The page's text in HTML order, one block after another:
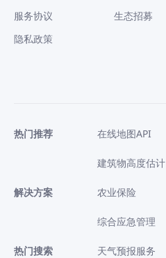
服务协议
隐私政策
生态招募
热门推荐 在线地图API
建筑物高度估计
解决方案 农业保险
综合应急管理
热门搜索 天气预报服务